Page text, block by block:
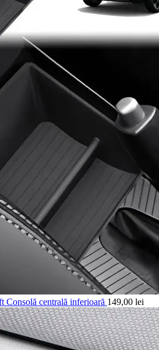
Consolă centrală inferioară 149,00 lei